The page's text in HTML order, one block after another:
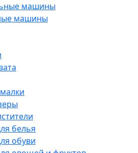
машины
машины
белья
обуви